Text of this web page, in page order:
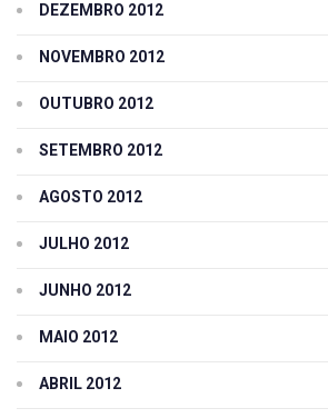
DEZEMBRO 2012
NOVEMBRO 2012
OUTUBRO 2012
SETEMBRO 2012
AGOSTO 2012
JULHO 2012
JUNHO 2012
MAIO 2012
ABRIL 2012